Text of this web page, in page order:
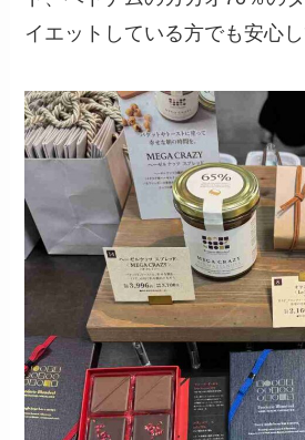
イエットしている方でも安心